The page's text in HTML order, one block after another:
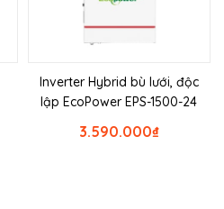
Inverter Hybrid bù lưới, độc
lập EcoPower EPS-1500-24
₫
3.590.000